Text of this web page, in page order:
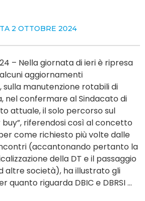
2 OTTOBRE 2024
– Nella giornata di ieri è ripresa
aggiornamenti
manutenzione rotabili di
nel confermare al Sindacato di
attuale, il solo percorso sul
riferendosi così al concetto
come richiesto più volte dalle
(accantonando pertanto la
della DT e il passaggio
altre società), ha illustrato gli
quanto riguarda DBIC e DBRSI …